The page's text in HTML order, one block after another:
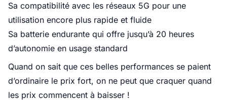
Sa compatibilité avec les réseaux 5G pour une
utilisation encore plus rapide et fluide
Sa batterie endurante qui offre jusqu’à 20 heures
d’autonomie en usage standard
Quand on sait que ces belles performances se paient
d’ordinaire le prix fort, on ne peut que craquer quand
les prix commencent à baisser !